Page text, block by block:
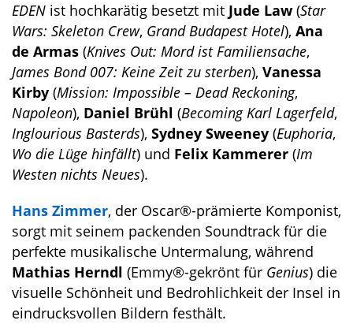
EDEN ist hochkarätig besetzt mit Jude Law(Star
Wars: Skeleton Crew, Grand Budapest Hotel), Ana
de Armas (Knives Out: Mord ist Familiensache,
James Bond 007: Keine Zeit zu sterben), Vanessa
Kirby (Mission: Impossible – Dead Reckoning,
Napoleon), Daniel Brühl (Becoming Karl Lagerfeld,
Inglourious Basterds), Sydney Sweeney (Euphoria,
Wo die Lüge hinfällt) und Felix Kammerer (Im
Westen nichts Neues).
Hans Zimmer, der Oscar®-prämierte Komponist,
sorgt mit seinem packenden Soundtrack für die
perfekte musikalische Untermalung, während
Mathias Herndl (Emmy®-gekrönt für Genius) die
visuelle Schönheit und Bedrohlichkeit der Insel in
eindrucksvollen Bildern festhält.